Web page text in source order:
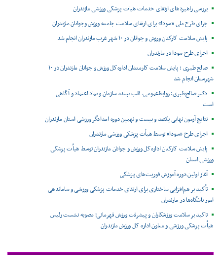
بررسی راهبردهای ارتقای خدمات هیات پزشکی ورزشی مازندران
جرای طرح ملی «سودا» برای ارتقای سلامت جامعه ورزش وجوانان مازندران
پایش سلامت کارکنان ورزش و جوانان در ۱۰ شهر غرب مازندران انجام شد
اجرای طرح سودا در مازندران
صالح طبری : پایش سلامت کارمندان اداره‌کل ورزش و جوانان مازندران در ۱۰
شهرستان انجام شد
دکتر صالح‌طبری: روابط‌عمومی، قلب تپنده سازمان و نماد اعتماد و آگاهی
است
نتایج آزمون نهایی یکصد و بیست و نهمین دوره امدادگر ورزشی استان مازندران
اجرای طرح «سودا» توسط هیأت پزشکی ورزشی مازندران
پایش سلامت کارکنان اداره‌کل ورزش و جوانان مازندران توسط هیأت پزشکی
ورزشی استان
آغاز اولین دوره آموزش فوریت‌های پزشکی
تأکید بر هم‌افزایی ساختاری برای ارتقای خدمات پزشکی ورزشی و ساماندهی
امور باشگاه‌ها در مازندران
تاکید بر سلامت ورزشکاران و پیشرفت ورزش قهرمانی؛ مصوبه نشست رئیس
هیأت پزشکی ورزشی و معاون اداره کل ورزش مازندران